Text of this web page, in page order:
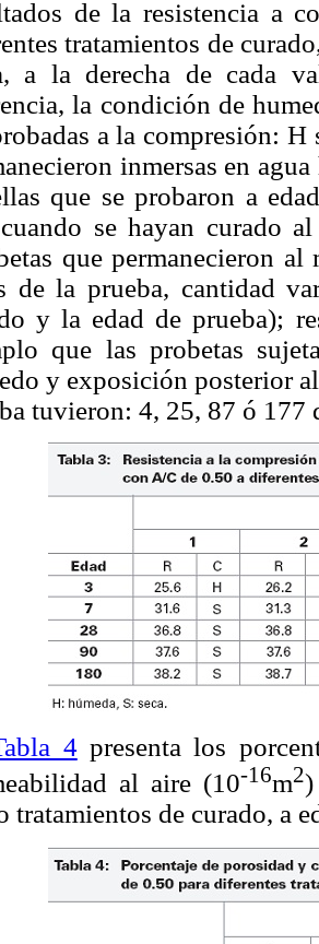
de la resistencia a
tratamientos de
a la derecha de cada
la condición de
a la compresión:
inmersas en
que se probaron a
se hayan curado
que permanecieron
de la prueba, cantidad
y la edad de prueba);
que las probetas
y exposición posterior
tuvieron: 4, 25, 87 ó 177
4presenta los
al aire (10-16m2
tratamientos de curado, a